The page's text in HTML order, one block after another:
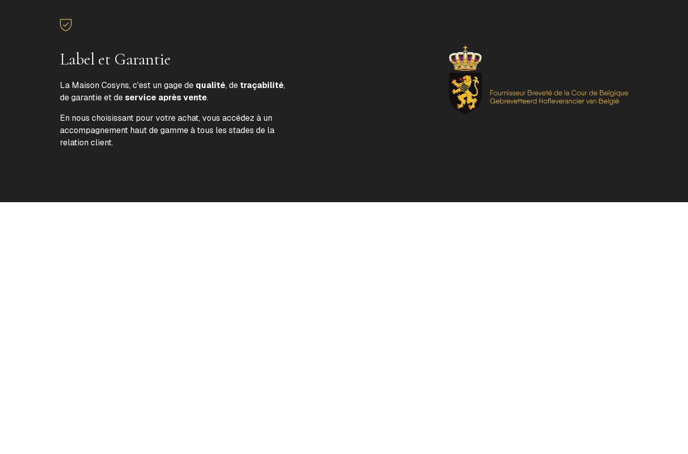
Label et Garantie
La Maison Cosyns, c'est un gage de qualité, detraçabilité,
de garantie et deservice après vente.
En nous choisissant pour votre achat, vous accédez à un
accompagnement haut de gamme à tous les stades de la
relation client.